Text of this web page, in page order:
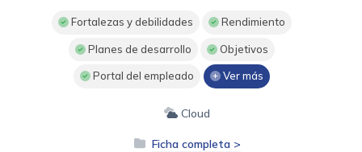
Fortalezas y debilidades Rendimiento
Planes de desarrollo Objetivos
Portal del empleado Ver más
Cloud
Ficha completa >